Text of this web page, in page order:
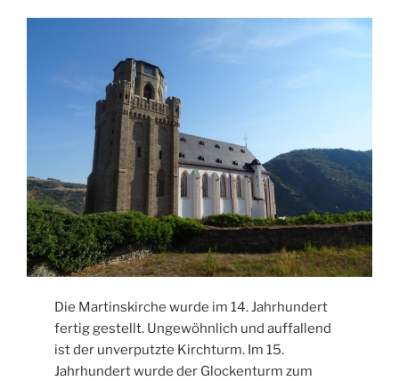
Die Martinskirche wurde im 14. Jahrhundert
fertig gestellt. Ungewöhnlich und auffallend
ist der unverputzte Kirchturm. Im 15.
Jahrhundert wurde der Glockenturm zum